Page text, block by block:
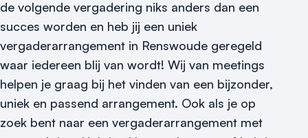
Vraag locatie aan
de volgende vergadering niks anders dan een
succes worden en heb jij een uniek
vergaderarrangement in Renswoude geregeld
waar iedereen blij van wordt! Wij van meetings
helpen je graag bij het vinden van een bijzonder,
uniek en passend arrangement. Ook als je op
zoek bent naar een vergaderarrangement met